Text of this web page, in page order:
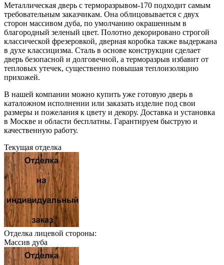
Металлическая дверь с терморазрывом-170 подходит самым
требовательным заказчикам. Она облицовывается с двух
сторон массивом дуба, по умолчанию окрашенным в
благородный зеленый цвет. Полотно декорировано строгой
классической фрезеровкой, дверная коробка также выдержана
в духе классицизма. Сталь в основе конструкции сделает
дверь безопасной и долговечной, а терморазрыв избавит от
тепловых утечек, существенно повышая теплоизоляцию
прихожей.
В нашей компании можно купить уже готовую дверь в
каталожном исполнении или заказать изделие под свои
размеры и пожелания к цвету и декору. Доставка и установка
в Москве и области бесплатны. Гарантируем быструю и
качественную работу.
Текущая отделка
Отделка лицевой стороны:
Массив дуба